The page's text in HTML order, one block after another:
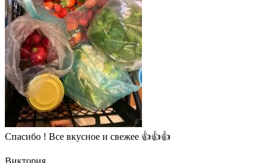
Спасибо ! Все вкусное и свежее 👍👍👍
Виктория